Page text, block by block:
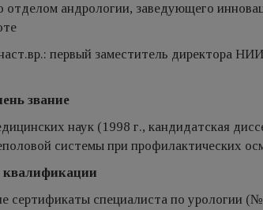
отде­лом андрологии, заведующего
первый заместитель директора
звание
наук (1998 г., кандидатская
системы при профилактических
сертификаты специалиста по урологии